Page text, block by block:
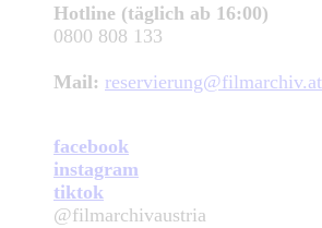
Hotline (täglich ab 16:00)
0800 808 133
Mail: reservierung@filmarchiv.at
facebook
instagram
tiktok
@filmarchivaustria